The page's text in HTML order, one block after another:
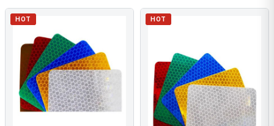
HOT HOT